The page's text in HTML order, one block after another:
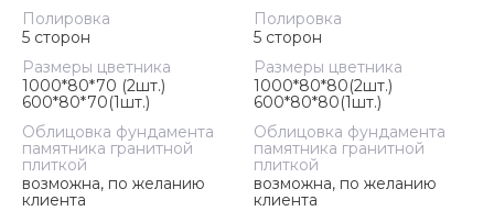
Полировка
5 сторон
Размеры цветника
1000*80*70 (2шт.)
600*80*70(1шт.)
Облицовка фундамента
памятника гранитной
плиткой
возможна, по желанию
клиента
Полировка
5 сторон
Размеры цветника
1000*80*80(2шт.)
600*80*80(1шт.)
Облицовка фундамента
памятника гранитной
плиткой
возможна, по желанию
клиента